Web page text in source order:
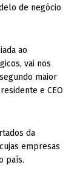
de negócio
ao
vai nos
maior
e CEO
da
empresas
país.